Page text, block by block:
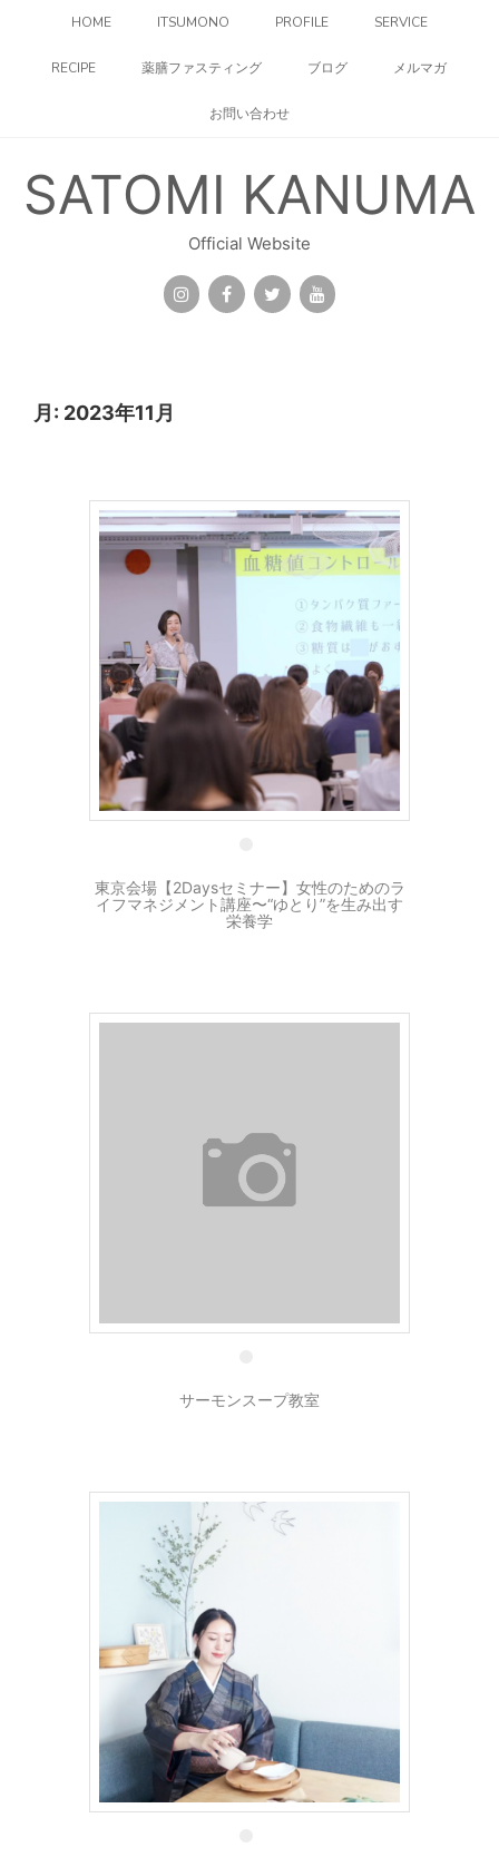
HOME ITSUMONO PROFILE SERVICE
RECIPE 薬膳ファスティング ブログ メルマガ
お問い合わせ
SATOMI KANUMA
Official Website
月: 2023年11月
18 11月
東京会場【2Daysセミナー】女性のためのラ
イフマネジメント講座〜“ゆとり”を生み出す
栄養学
サーモンスープ教室
6 11月